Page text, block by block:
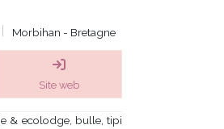
Morbihan - Bretagne
Site web
& ecolodge, bulle, tipi